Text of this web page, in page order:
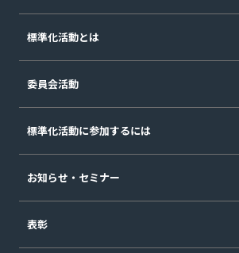
標準化活動とは
委員会活動
標準化活動に参加するには
お知らせ・セミナー
表彰